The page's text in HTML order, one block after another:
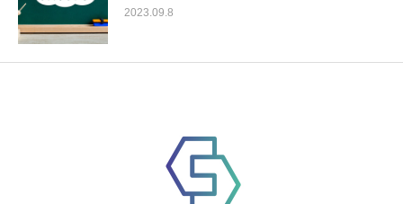
2023.09.8